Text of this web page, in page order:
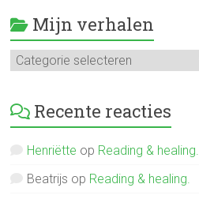
Mijn verhalen
Mijn
verhalen
Recente reacties
Henriëtte op Reading & healing.
Beatrijs op Reading & healing.